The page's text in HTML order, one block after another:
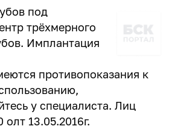
под
трёхмерного
Имплантация
противопоказания к
у специалиста. Лиц
13.05.2016г.